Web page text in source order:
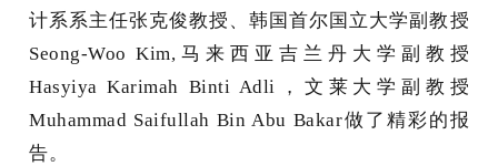
计系系主任张克俊教授 、韩国首尔国立大学副教授
Seong-Woo Kim, 马来西亚吉兰丹大学副教授
Hasyiya Karimah Binti Adli ， 文莱大学副教授
Muhammad Saifullah Bin Abu Bakar做了精彩的报
告。